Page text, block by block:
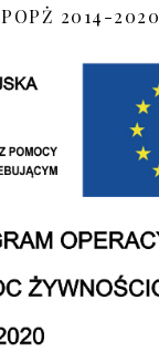
POPŻ 2014-2020